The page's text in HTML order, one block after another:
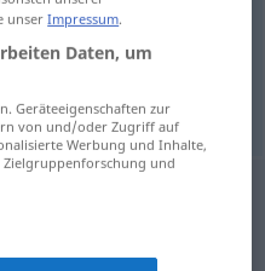
unserImpressum.
Daten, um
Geräteeigenschaften zur
von und/oder Zugriff auf
Werbung und Inhalte,
und